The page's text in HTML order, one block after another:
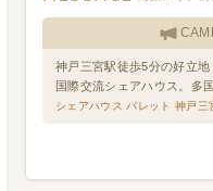
神戸三宮駅徒歩5分の好立
国際交流シェアハウス。多
毎日。見学随時受付中！（
シェアハウス パレット 神戸三